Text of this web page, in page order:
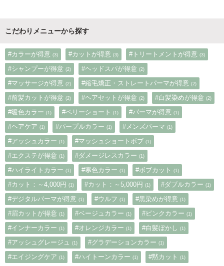
こだわりメニューから探す
#カラーが得意 (3) #カットが得意 (3) #トリートメントが得意 (3)
#シャンプーが得意 (2) #ヘッドスパが得意 (2)
#マッサージが得意 (2) #縮毛矯正・ストレートパーマが得意 (2)
#前髪カットが得意 (2) #ヘアセットが得意 (2) #白髪染めが得意 (2)
#暖色カラー (1) #ベリーショート (1) #パーマが得意 (1)
#ヘアケア (1) #パープルカラー (1) #メンズパーマ (1)
#アッシュカラー (1) #マッシュショートボブ (1)
#エクステが得意 (1) #ダメージレスカラー (1)
#ハイライトカラー (1) #寒色カラー (1) #ボブカット (1)
#カット：～4,000円 (1) #カット：～5,000円 (1) #ダブルカラー (1)
#デジタルパーマが得意 (1) #ウルフ (1) #黒染めが得意 (1)
#眉カットが得意 (1) #ベージュカラー (1) #ピンクカラー (1)
#インナーカラー (1) #オレンジカラー (1) #白髪ぼかし (1)
#アッシュグレージュ (1) #グラデーションカラー (1)
#エイジングケア (1) #ハイトーンカラー (1) #黙カット (1)